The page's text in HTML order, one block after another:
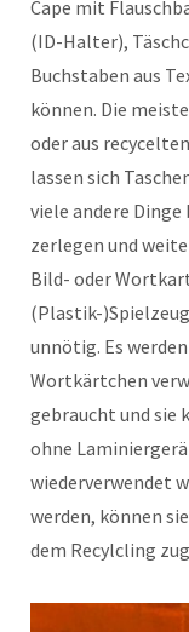
Cape mit
(ID-Halter),
Buchstaben aus
können. Die
oder aus
lassen sich
viele andere
zerlegen und
Bild- oder
(Plastik-
unnötig. Es
Wortkärtchen
gebraucht und sie
ohne
wiederverwendet
werden, können
dem Recylcling